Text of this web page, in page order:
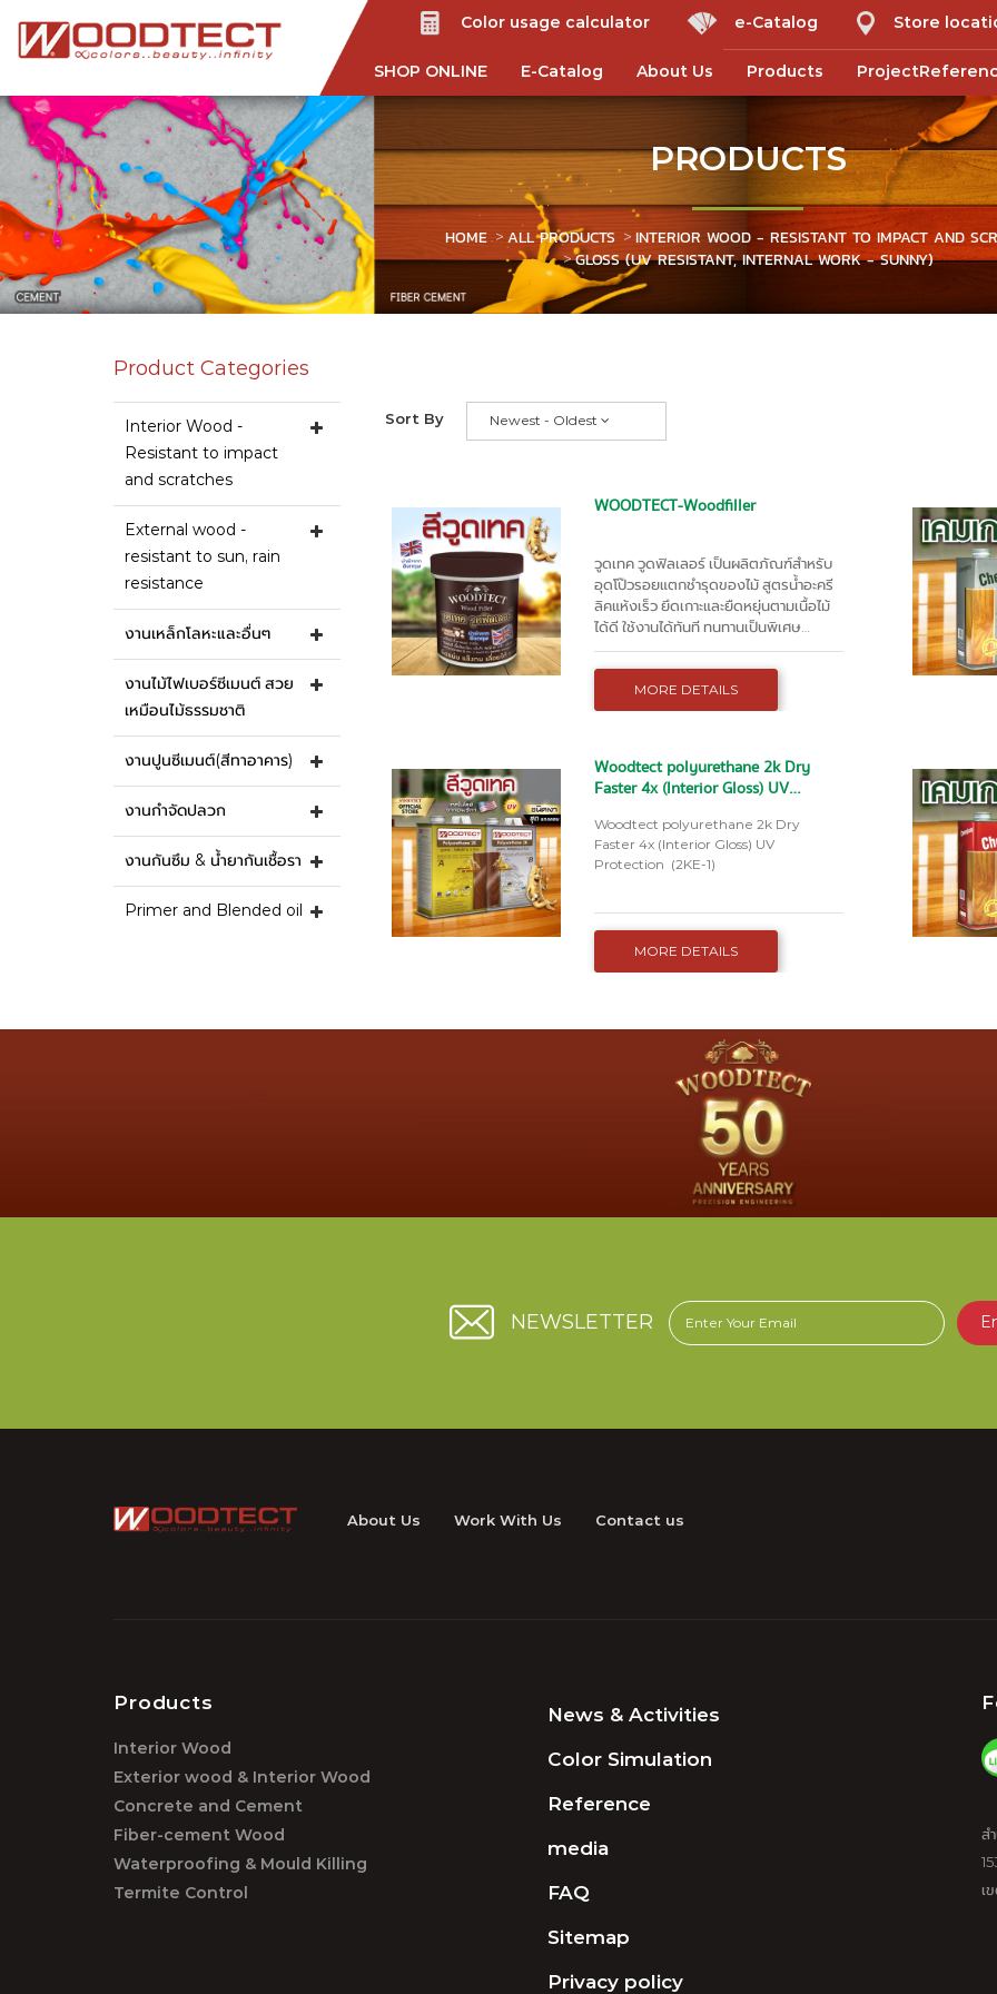
Color usage calculator e-Catalog Store
SHOP ONLINE E-Catalog About Us Products
PRODUCTS
HOME ALL PRODUCTS
INTERIOR WOOD - RESISTANT TO IMPACT AND
GLOSS (UV RESISTANT, INTERNAL WORK - SUNNY)
Product Categories
Interior Wood -
Resistant to impact
and scratches
External wood -
resistant to sun, rain
resistance
งานเหล็กโลหะและอื่นๆ
งานไม้ไฟเบอร์ซีเมนต์ สวย
เหมือนไม้ธรรมชาติ
งานปูนซีเมนต์(สีทาอาคาร)
งานกำจัดปลวก
งานกันซึม & น้ำยากันเชื้อรา
Primer and Blended oil
Sort By Newest - Oldest
WOODTECT-Woodfiller
วูดเทค วูดฟิลเลอร์ เป็นผลิตภัณฑ์สำหรับ
อุดโป๊วรอยแตกชำรุดของไม้ สูตรน้ำอะครี
ลิคแห้งเร็ว ยึดเกาะและยืดหยุ่นตามเนื้อไม้
ได้ดี ใช้งานได้ทันที ทนทานเป็นพิเศษ
สามารถ เจาะสกรู หรือ ตอกตาปู บริเวณที่
โป๊วได้
MORE DETAILS
Woodtect polyurethane 2k Dry
Faster 4x (Interior Gloss) UV
Woodtect polyurethane 2k Dry
Faster 4x (Interior Gloss) UV
Protection (2KE-1)
MORE DETAILS
NEWSLETTER
About Us Work With Us Contact us
Products
Interior Wood
Exterior wood & Interior Wood
Concrete and Cement
Fiber-cement Wood
Waterproofing & Mould Killing
Termite Control
News & Activities
Color Simulation
Reference
media
FAQ
Sitemap
Privacy policy
ส
เ